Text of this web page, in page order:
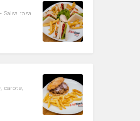
Salsa rosa.
carote,